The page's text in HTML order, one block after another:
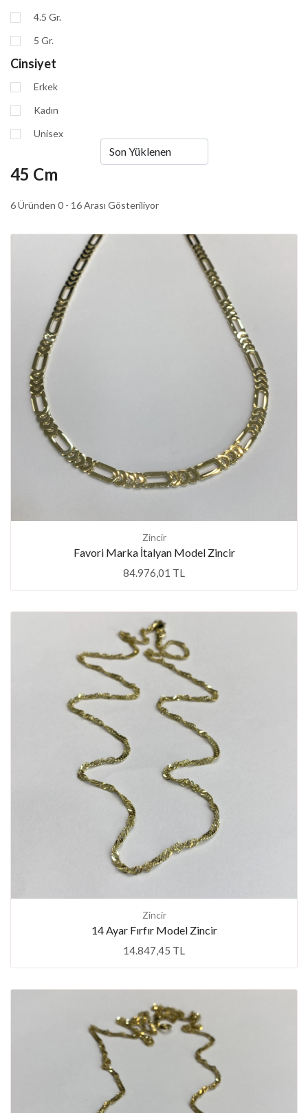
4.5 Gr.
5 Gr.
Cinsiyet
Erkek
Kadın
Unisex
45 Cm
6 Üründen 0 - 16 Arası Gösteriliyor
Zincir
Favori Marka İtalyan Model Zincir
84.976,01 TL
Zincir
14 Ayar Fırfır Model Zincir
14.847,45 TL